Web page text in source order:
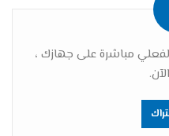
مباشرة على جهازك ،